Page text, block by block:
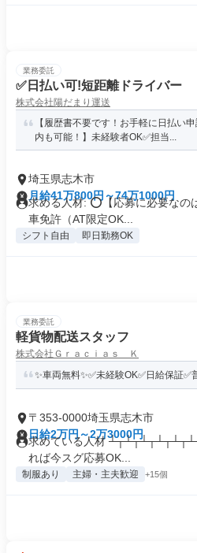
業務委託
✅日払い可!短距離ドライバー
株式会社陽だまり運送
【履歴書不要です！お手軽に日払い
内も可能！】未経験者OK✅担当...
埼玉県志木市
月給41万800円～74万1000円
求める人材: ⭕️【応募に必要なの
車免許（AT限定OK...
シフト自由 即日勤務OK
業務委託
軽貨物配送スタッフ
株式会社Ｇｒａｃｉａｓ Ｋ
✨車両無料✨✅未経験OK✅日給保証
〒353-0000埼玉県志木市
日給2万円～2万3000円
求めている人材
れば今スグ応募OK...
制服あり 主婦・主夫歓迎 +15個